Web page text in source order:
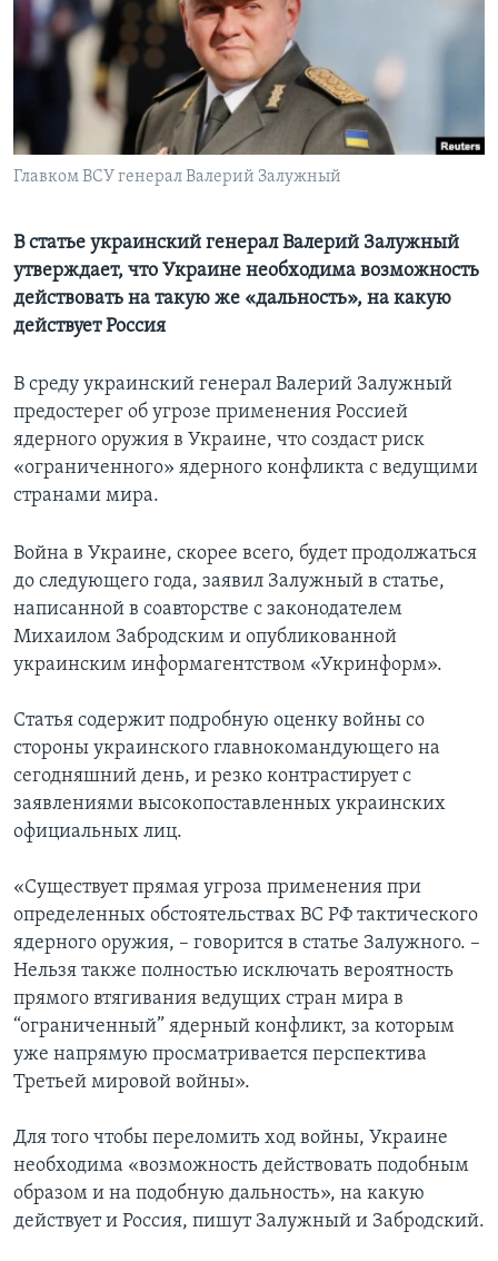
Learning English
СОЦИАЛЬНЫЕ СЕТИ
Главком ВСУ генерал Валерий Залужный
В статье украинский генерал Валерий Залужный
утверждает, что Украине необходима возможность
действовать на такую же «дальность», на какую
действует Россия
В среду украинский генерал Валерий Залужный
предостерег об угрозе применения Россией
ядерного оружия в Украине, что создаст риск
«ограниченного» ядерного конфликта с ведущими
странами мира.
Война в Украине, скорее всего, будет продолжаться
до следующего года, заявил Залужный в статье,
написанной в соавторстве с законодателем
Михаилом Забродским и опубликованной
украинским информагентством «Укринформ».
Статья содержит подробную оценку войны со
стороны украинского главнокомандующего на
сегодняшний день, и резко контрастирует с
заявлениями высокопоставленных украинских
официальных лиц.
«Существует прямая угроза применения при
определенных обстоятельствах ВС РФ тактического
ядерного оружия, – говорится в статье Залужного. –
Нельзя также полностью исключать вероятность
прямого втягивания ведущих стран мира в
“ограниченный” ядерный конфликт, за которым
уже напрямую просматривается перспектива
Третьей мировой войны».
Для того чтобы переломить ход войны, Украине
необходима «возможность действовать подобным
образом и на подобную дальность», на какую
действует и Россия, пишут Залужный и Забродский.